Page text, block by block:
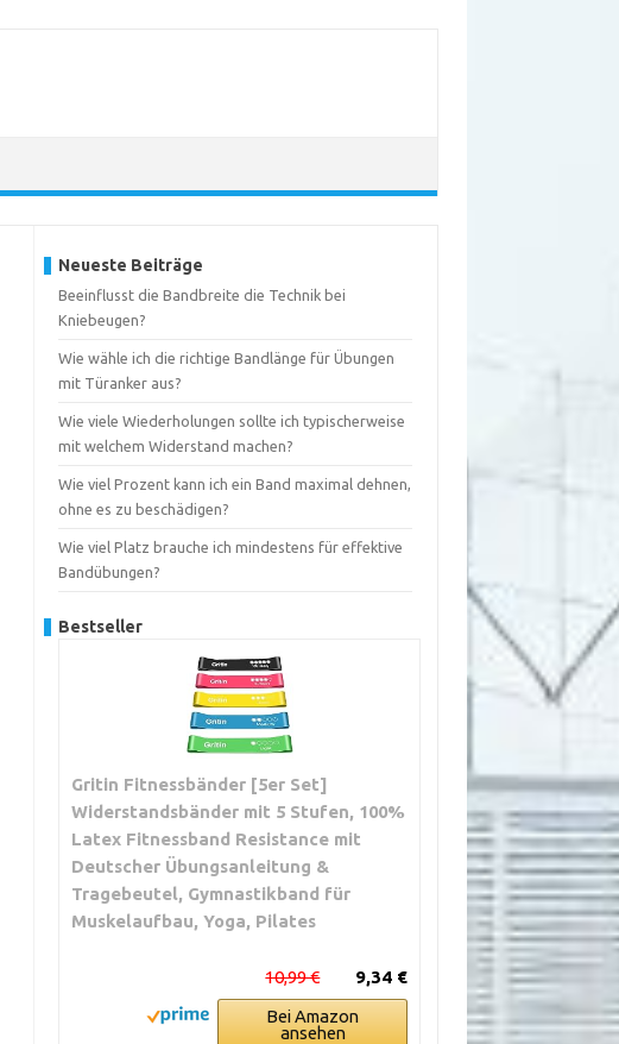
Neueste Beiträge
Beeinflusst die Bandbreite die Technik bei
Kniebeugen?
Wie wähle ich die richtige Bandlänge für Übungen
mit Türanker aus?
Wie viele Wiederholungen sollte ich typischerweise
mit welchem Widerstand machen?
Wie viel Prozent kann ich ein Band maximal dehnen,
ohne es zu beschädigen?
Wie viel Platz brauche ich mindestens für effektive
Bandübungen?
Bestseller
Gritin Fitnessbänder [5er Set]
Widerstandsbänder mit 5 Stufen, 100%
Latex Fitnessband Resistance mit
Deutscher Übungsanleitung &
Tragebeutel, Gymnastikband für
Muskelaufbau, Yoga, Pilates
9,34 €
10,99 €
Bei Amazon
ansehen